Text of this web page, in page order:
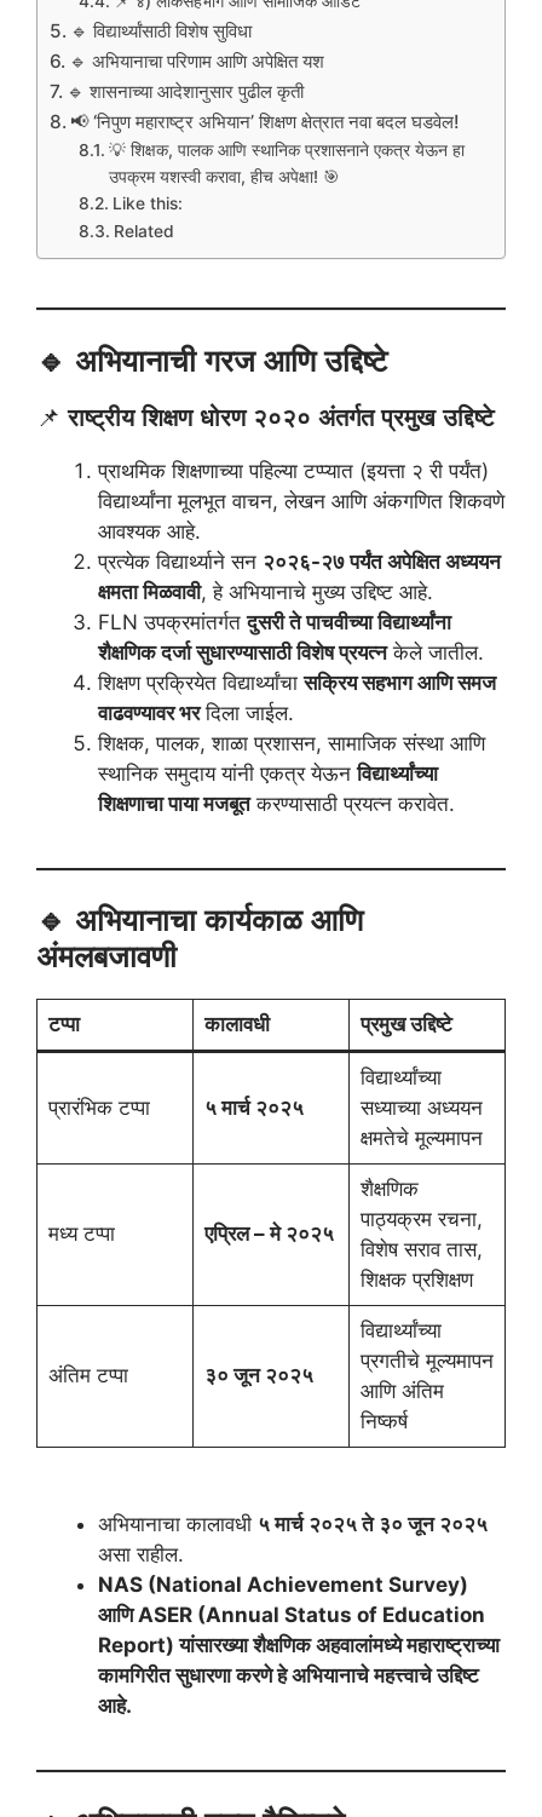
🔹 विद्यार्थ्यांसाठी विशेष सुविधा
🔹 अभियानाचा परिणाम आणि अपेक्षित यश
🔹 शासनाच्या आदेशानुसार पुढील कृती
📢 ‘निपुण महाराष्ट्र अभियान’ शिक्षण क्षेत्रात नवा बदल घडवेल!
💡 शिक्षक, पालक आणि स्थानिक प्रशासनाने एकत्र येऊन हा
उपक्रम यशस्वी करावा, हीच अपेक्षा! 🎯
Like this:
Related
🔹 अभियानाची गरज आणि उद्दिष्टे
📌राष्ट्रीय शिक्षण धोरण २०२० अंतर्गत प्रमुख उद्दिष्टे
प्राथमिक शिक्षणाच्या पहिल्या टप्प्यात (इयत्ता २ री पर्यंत)
विद्यार्थ्यांना मूलभूत वाचन, लेखन आणि अंकगणित शिकवणे
आवश्यक आहे.
प्रत्येक विद्यार्थ्याने सन २०२६-२७ पर्यंत अपेक्षित अध्ययन
क्षमता मिळवावी, हे अभियानाचे मुख्य उद्दिष्ट आहे.
FLN उपक्रमांतर्गतदुसरी ते पाचवीच्या विद्यार्थ्यांना
शैक्षणिक दर्जा सुधारण्यासाठी विशेष प्रयत्नकेले जातील.
शिक्षण प्रक्रियेत विद्यार्थ्यांचासक्रिय सहभाग आणि समज
वाढवण्यावर भरदिला जाईल.
शिक्षक, पालक, शाळा प्रशासन, सामाजिक संस्था आणि
स्थानिक समुदाय यांनी एकत्र येऊनविद्यार्थ्यांच्या
शिक्षणाचा पाया मजबूतकरण्यासाठी प्रयत्न करावेत.
🔹 अभियानाचा कार्यकाळ आणि
अंमलबजावणी
टप्पा कालावधी प्रमुख उद्दिष्टे
प्रारंभिक टप्पा ५ मार्च २०२५
विद्यार्थ्यांच्या
सध्याच्या अध्ययन
क्षमतेचे मूल्यमापन
मध्य टप्पा एप्रिल – मे २०२५
शैक्षणिक
पाठ्यक्रम रचना,
विशेष सराव तास,
शिक्षक प्रशिक्षण
अंतिम टप्पा ३० जून २०२५
विद्यार्थ्यांच्या
प्रगतीचे मूल्यमापन
आणि अंतिम
निष्कर्ष
अभियानाचा कालावधी ५ मार्च २०२५ ते ३० जून २०२५
असा राहील.
NAS (National Achievement Survey)
आणि ASER (Annual Status of Education
Report) यांसारख्या शैक्षणिक अहवालांमध्ये महाराष्ट्राच्या
कामगिरीत सुधारणा करणे हे अभियानाचे महत्त्वाचे उद्दिष्ट
आहे.